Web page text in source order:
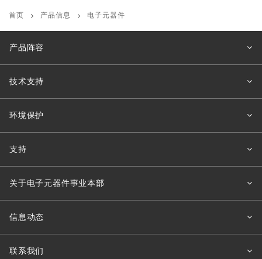
首页 产品信息 电子元器件
产品阵容
技术支持
环境保护
支持
关于电子元器件事业本部
信息动态
联系我们